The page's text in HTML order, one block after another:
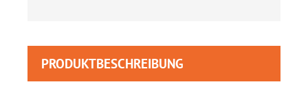
PRODUKTBESCHREIBUNG